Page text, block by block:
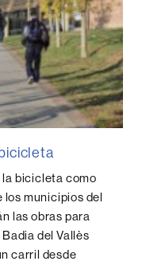
la bicicleta como
los municipios del
las obras para
del Vallès
carril desde